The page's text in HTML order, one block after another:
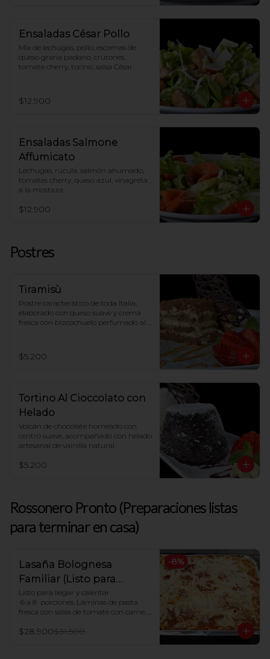
Ensaladas César Pollo
Mix de lechugas, pollo, escamas de
queso grana padano, crutones,
tomate cherry, tocino, salsa César
$12.900
Ensaladas Salmone
Affumicato
Lechugas, rúcula, salmón ahumado,
tomates cherry, queso azul, vinagreta
a la mostaza
$12.900
Postres
Tiramisù
Postre característico de toda Italia,
elaborado con queso suave y crema
fresca con bizcochuelo perfumado al
$5.200
Tortino Al Cioccolato con
Helado
Volcán de chocolate horneado con
centro suave, acompañado con helado
artesanal de vainilla natural
$5.200
Rossonero Pronto (Preparaciones listas
para terminar en casa)
-8%
Lasaña Bolognesa
Familiar (Listo para
hornear en casa)
Listo para llegar y calentar
6 a 8  porciones. Láminas de pasta
fresca con salsa de tomate con carne,
$28.900$31.500